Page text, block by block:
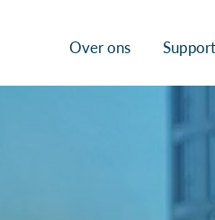
Over ons Support